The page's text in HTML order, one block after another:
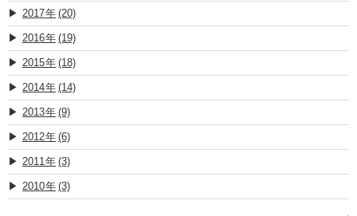
2017 (20)
2016 (19)
2015 (18)
2014 (14)
2013 (9)
2012 (6)
2011 (3)
2010 (3)